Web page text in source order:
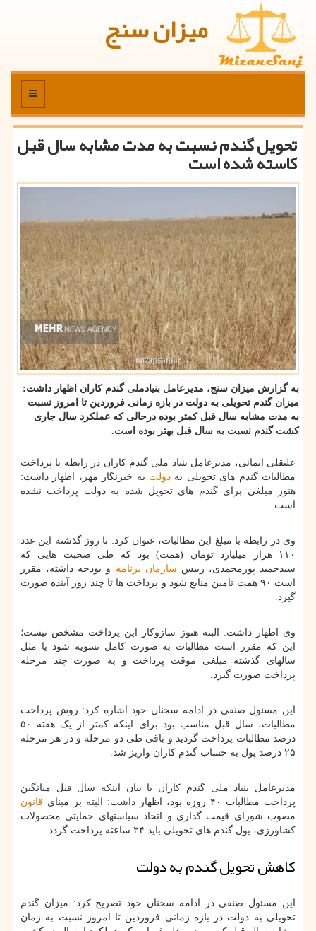
میزان سنج
منو
تحویل گندم نسبت به مدت مشابه سال قبل
کاسته شده است
به گزارش میزان سنج، مدیرعامل بنیادملی گندم کاران اظهار داشت:
میزان گندم تحویلی به دولت در بازه زمانی فروردین تا امروز نسبت
به مدت مشابه سال قبل کمتر بوده درحالی که عملکرد سال جاری
کشت گندم نسبت به سال قبل بهتر بوده است.
علیقلی ایمانی، مدیرعامل بنیاد ملی گندم کاران در رابطه با پرداخت
مطالبات گندم های تحویلی به دولت به خبرنگار مهر، اظهار داشت:
هنوز مبلغی برای گندم های تحویل شده به دولت پرداخت نشده
است.
وی در رابطه با مبلغ این مطالبات، عنوان کرد: تا روز گذشته این عدد
۱۱۰ هزار میلیارد تومان (همت) بود که طی صحبت هایی که
سیدحمید پورمحمدی، رییس سازمان برنامه و بودجه داشته، مقرر
است ۹۰ همت تامین منابع شود و پرداخت ها تا چند روز آینده صورت
گیرد.
وی اظهار داشت: البته هنوز سازوکار این پرداخت مشخص نیست؛
این که مقرر است مطالبات به صورت کامل تسویه شود یا مثل
سالهای گذشته مبلغی موقت پرداخت و به صورت چند مرحله
پرداخت صورت گیرد.
این مسئول صنفی در ادامه سخنان خود اشاره کرد: روش پرداخت
مطالبات، سال قبل مناسب بود برای اینکه کمتر از یک هفته ۵۰
درصد مطالبات پرداخت گردید و باقی طی دو مرحله و در هر مرحله
۲۵ درصد پول به حساب گندم کاران واریز شد.
مدیرعامل بنیاد ملی گندم کاران با بیان اینکه سال قبل میانگین
پرداخت مطالبات ۴۰ روزه بود، اظهار داشت: البته بر مبنای
قانون
مصوب شورای قیمت گذاری و اتخاذ سیاستهای حمایتی محصولات
کشاورزی، پول گندم های تحویلی باید ۲۴ ساعته پرداخت گردد.
کاهش تحویل گندم به دولت
این مسئول صنفی در ادامه سخنان خود تصریح کرد: میزان گندم
تحویلی به دولت در بازه زمانی فروردین تا امروز نسبت به زمان